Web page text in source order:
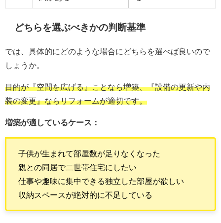
どちらを選ぶべきかの判断基準
では、具体的にどのような場合にどちらを選べば良いので
しょうか。
目的が『空間を広げる』ことなら増築、『設備の更新や内
装の変更』ならリフォームが適切です。
増築が適しているケース：
子供が生まれて部屋数が足りなくなった
親との同居で二世帯住宅にしたい
仕事や趣味に集中できる独立した部屋が欲しい
収納スペースが絶対的に不足している